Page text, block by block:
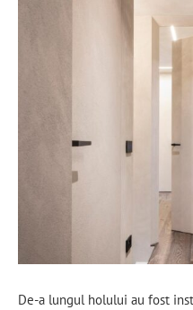
De-a lungul holului au fost